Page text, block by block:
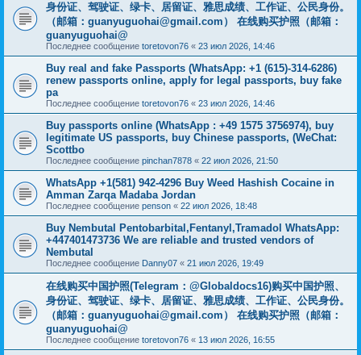
身份证、驾驶证、绿卡、居留证、雅思成绩、工作证、公民身份。
（邮箱： guanyuguohai@gmail.com ） 在线购买护照（邮箱：
guanyuguohai@
Последнее сообщение toretovon76 « 23 июл 2026, 14:46
Buy real and fake Passports (WhatsApp: +1 (615)-314-6286)
renew passports online, apply for legal passports, buy fake
pa
Последнее сообщение toretovon76 « 23 июл 2026, 14:46
Buy passports online (WhatsApp : +49 1575 3756974), buy
legitimate US passports, buy Chinese passports, (WeChat:
Scottbo
Последнее сообщение pinchan7878 « 22 июл 2026, 21:50
WhatsApp +1(581) 942-4296 Buy Weed Hashish Cocaine in
Amman Zarqa Madaba Jordan
Последнее сообщение penson « 22 июл 2026, 18:48
Buy Nembutal Pentobarbital,Fentanyl,Tramadol WhatsApp:
+447401473736 We are reliable and trusted vendors of
Nembutal
Последнее сообщение Danny07 « 21 июл 2026, 19:49
在线购买中国护照(Telegram：@Globaldocs16)购买中国护照、
身份证、驾驶证、绿卡、居留证、雅思成绩、工作证、公民身份。
（邮箱： guanyuguohai@gmail.com ） 在线购买护照（邮箱：
guanyuguohai@
Последнее сообщение toretovon76 « 13 июл 2026, 16:55